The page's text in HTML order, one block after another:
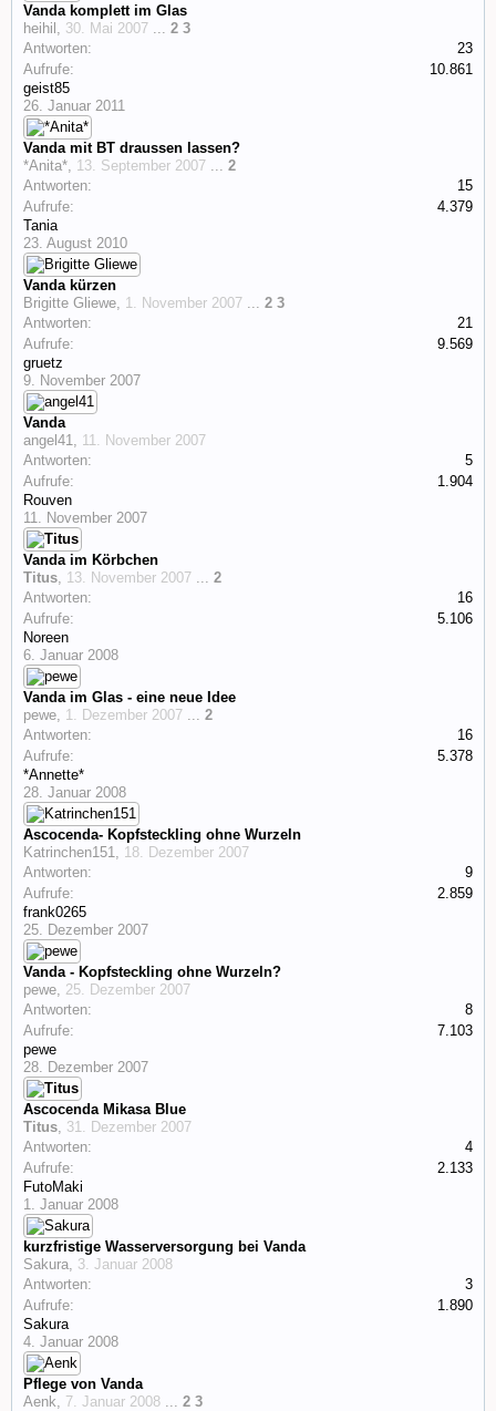
Vanda komplett im Glas
heihil , 30. Mai 2007 ... 2 3
Antworten:
23
Aufrufe:
10.861
geist85
26. Januar 2011
Vanda mit BT draussen lassen?
*Anita*, 13. September 2007 ... 2
Antworten:
15
Aufrufe:
4.379
Tania
23. August 2010
Vanda kürzen
Brigitte Gliewe, 1. November 2007 ... 2 3
Antworten:
21
Aufrufe:
9.569
gruetz
9. November 2007
Vanda
angel41, 11. November 2007
Antworten:
5
Aufrufe:
1.904
Rouven
11. November 2007
Vanda im Körbchen
Titus, 13. November 2007 ... 2
Antworten:
16
Aufrufe:
5.106
Noreen
6. Januar 2008
Vanda im Glas - eine neue Idee
pewe, 1. Dezember 2007 ... 2
Antworten:
16
Aufrufe:
5.378
*Annette*
28. Januar 2008
Ascocenda- Kopfsteckling ohne Wurzeln
Katrinchen151, 18. Dezember 2007
Antworten:
9
Aufrufe:
2.859
frank0265
25. Dezember 2007
Vanda - Kopfsteckling ohne Wurzeln?
pewe, 25. Dezember 2007
Antworten:
8
Aufrufe:
7.103
pewe
28. Dezember 2007
Ascocenda Mikasa Blue
Titus, 31. Dezember 2007
Antworten:
4
Aufrufe:
2.133
FutoMaki
1. Januar 2008
kurzfristige Wasserversorgung bei Vanda
Sakura, 3. Januar 2008
Antworten:
3
Aufrufe:
1.890
Sakura
4. Januar 2008
Pflege von Vanda
Aenk, 7. Januar 2008 ... 2 3